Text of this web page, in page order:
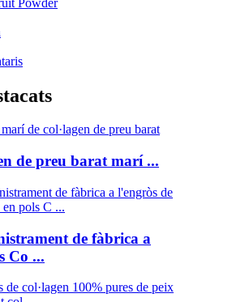
de preu barat marí ...
de fàbrica a
Co ...